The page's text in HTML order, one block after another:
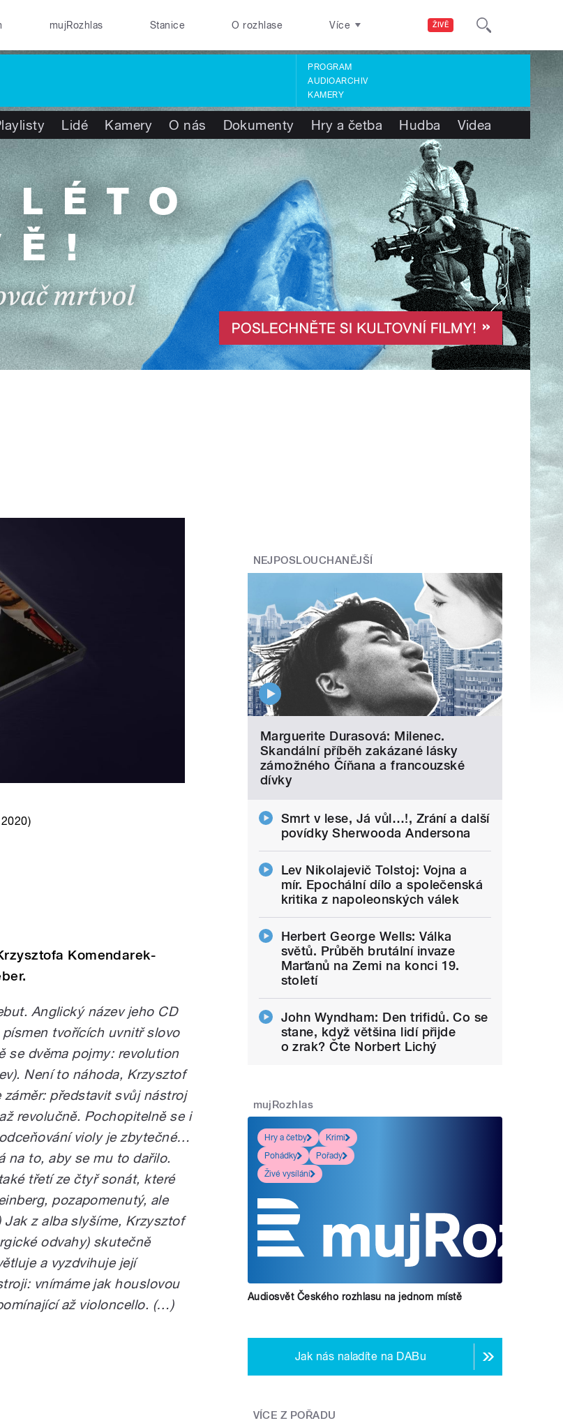
ŽIVĚ
mujRozhlas Stanice O rozhlase Více
PROGRAM
AUDIOARCHIV
KAMERY
Lidé Kamery O nás Dokumenty Hry a četba Hudba Videa
Komendarek-
Anglický název jeho CD
tvořících uvnitř slovo
se dvěma pojmy: revolution
Není to náhoda, Krzysztof
představit svůj nástroj
revolučně. Pochopitelně se i
violy je zbytečné…
na to, aby se mu to dařilo.
třetí ze čtyř sonát, které
pozapomenutý, ale
z alba slyšíme, Krzysztof
odvahy) skutečně
a vyzdvihuje její
vnímáme jak houslovou
až violoncello. (…)
NEJPOSLOUCHANĚJŠÍ
Marguerite Durasová: Milenec.
Skandální příběh zakázané lásky
zámožného Číňana a francouzské
dívky
Smrt v lese, Já vůl…!, Zrání a další
povídky Sherwooda Andersona
Lev Nikolajevič Tolstoj: Vojna a
mír. Epochální dílo a společenská
kritika z napoleonských válek
Herbert George Wells: Válka
světů. Průběh brutální invaze
Marťanů na Zemi na konci 19.
století
John Wyndham: Den trifidů. Co se
stane, když většina lidí přijde
o zrak? Čte Norbert Lichý
mujRozhlas
Hry a četby
Krimi
Pohádky
Pořady
Živé vysílání
Audiosvět Českého rozhlasu na jednom místě
Jak nás naladíte na DABu
VÍCE Z POŘADU